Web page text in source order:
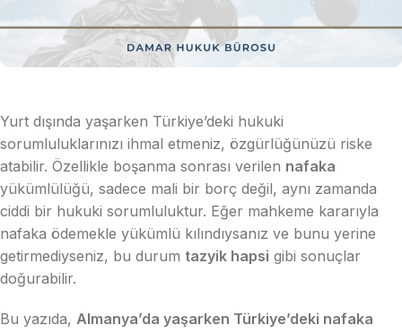
Yurt dışında yaşarken Türkiye’deki hukuki
sorumluluklarınızı ihmal etmeniz, özgürlüğünüzü riske
atabilir. Özellikle boşanma sonrası verilen nafaka
yükümlülüğü, sadece mali bir borç değil, aynı zamanda
ciddi bir hukuki sorumluluktur. Eğer mahkeme kararıyla
nafaka ödemekle yükümlü kılındıysanız ve bunu yerine
getirmediyseniz, bu durum tazyik hapsi gibi sonuçlar
doğurabilir.
Bu yazıda, Almanya’da yaşarken Türkiye’deki nafaka